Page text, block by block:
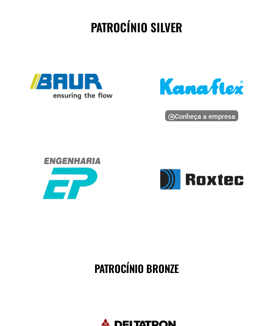
PATROCÍNIO SILVER
Conheça a empresa
PATROCÍNIO BRONZE